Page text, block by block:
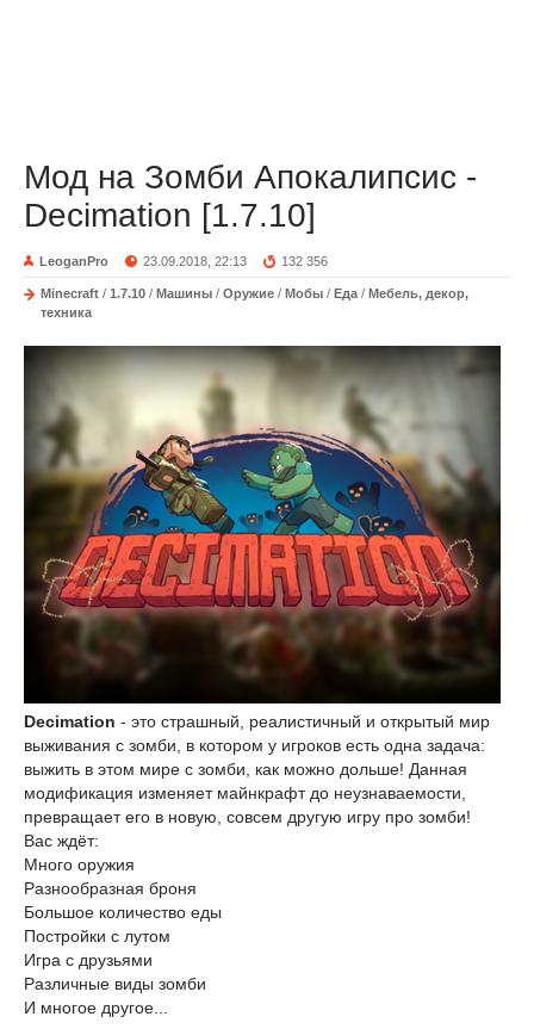
Мод на Зомби Апокалипсис -
Decimation [1.7.10]
LeoganPro 23.09.2018, 22:13 132 356
Minecraft / 1.7.10 / Машины / Оружие / Мобы / Еда / Мебель, декор,
техника
Decimation - это страшный, реалистичный и открытый мир
выживания с зомби, в котором у игроков есть одна задача:
выжить в этом мире с зомби, как можно дольше! Данная
модификация изменяет майнкрафт до неузнаваемости,
превращает его в новую, совсем другую игру про зомби!
Вас ждёт:
Много оружия
Разнообразная броня
Большое количество еды
Постройки с лутом
Игра с друзьями
Различные виды зомби
И многое другое...